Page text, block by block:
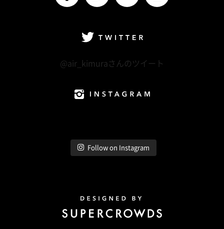
@air_kimuraさんのツイート
Follow on Instagram